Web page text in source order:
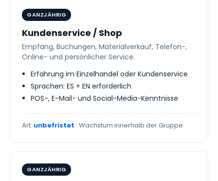
GANZJÄHRIG
Kundenservice / Shop
Empfang, Buchungen, Materialverkauf, Telefon-,
Online- und persönlicher Service.
Erfahrung im Einzelhandel oder Kundenservice
Sprachen: ES + EN erforderlich
POS-, E-Mail- und Social-Media-Kenntnisse
Art: unbefristet · Wachstum innerhalb der Gruppe
GANZJÄHRIG